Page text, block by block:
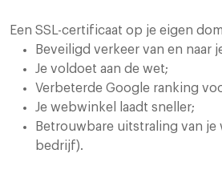
Een SSL-certificaat op je eigen
Beveiligd verkeer van en naar
Je voldoet aan de wet;
Verbeterde Google ranking
Je webwinkel laadt sneller;
Betrouwbare uitstraling van je
bedrijf).